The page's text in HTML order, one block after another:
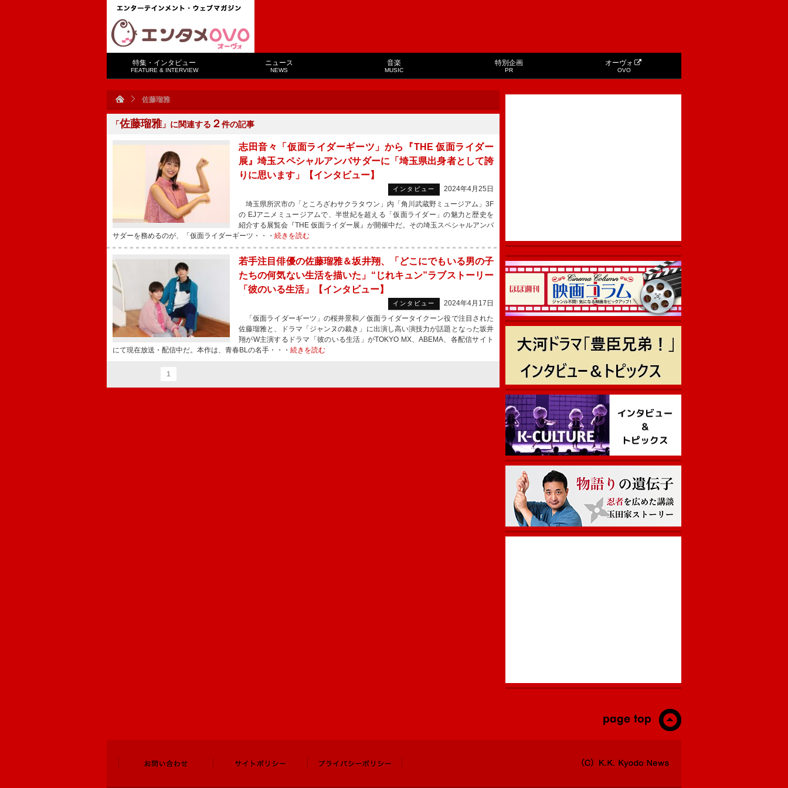
特集・インタビュー
FEATURE & INTERVIEW
ニュース
NEWS
音楽
MUSIC
特別企画
PR
オーヴォ
OVO
佐藤瑠雅
「佐藤瑠雅」に関連する ２件の記事
志田音々「仮面ライダーギーツ」から『THE 仮面ライダー
展』埼玉スペシャルアンバサダーに「埼玉県出身者として誇
りに思います」【インタビュー】
インタビュー
2024年4月25日
埼玉県所沢市の「ところざわサクラタウン」内「角川武蔵野ミュージアム」3F
の EJアニメミュージアムで、半世紀を超える「仮面ライダー」の魅力と歴史を
紹介する展覧会『THE 仮面ライダー展』が開催中だ。その埼玉スペシャルアンバ
サダーを務めるのが、「仮面ライダーギーツ・・・ 続きを読む
若手注目俳優の佐藤瑠雅＆坂井翔、「どこにでもいる男の子
たちの何気ない生活を描いた」“じれキュン”ラブストーリー
「彼のいる生活」【インタビュー】
インタビュー
2024年4月17日
「仮面ライダーギーツ」の桜井景和／仮面ライダータイクーン役で注目された
佐藤瑠雅と、ドラマ「ジャンヌの裁き」に出演し高い演技力が話題となった坂井
翔がW主演するドラマ「彼のいる生活」がTOKYO MX、ABEMA、各配信サイト
にて現在放送・配信中だ。本作は、青春BLの名手・・・ 続きを読む
1